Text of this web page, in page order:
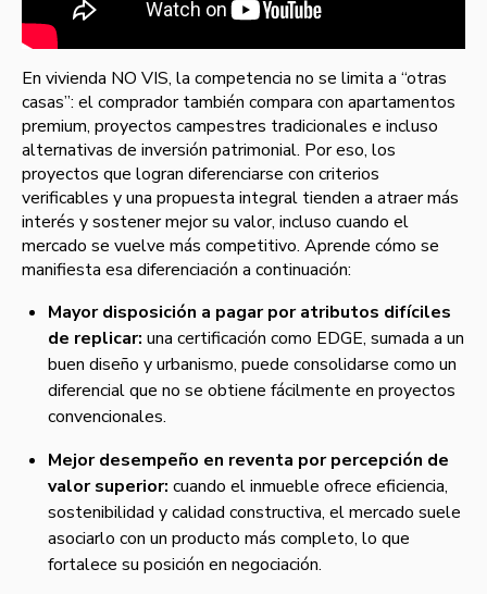
En vivienda NO VIS, la competencia no se limita a “otras
casas”: el comprador también compara con apartamentos
premium, proyectos campestres tradicionales e incluso
alternativas de inversión patrimonial. Por eso, los
proyectos que logran diferenciarse con criterios
verificables y una propuesta integral tienden a atraer más
interés y sostener mejor su valor, incluso cuando el
mercado se vuelve más competitivo. Aprende cómo se
manifiesta esa diferenciación a continuación:
Mayor disposición a pagar por atributos difíciles
de replicar: una certificación como EDGE, sumada a un
buen diseño y urbanismo, puede consolidarse como un
diferencial que no se obtiene fácilmente en proyectos
convencionales.
Mejor desempeño en reventa por percepción de
valor superior: cuando el inmueble ofrece eficiencia,
sostenibilidad y calidad constructiva, el mercado suele
asociarlo con un producto más completo, lo que
fortalece su posición en negociación.